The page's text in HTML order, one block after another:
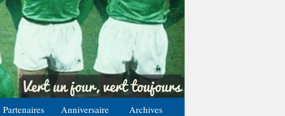
Partenaires Anniversaire Archives